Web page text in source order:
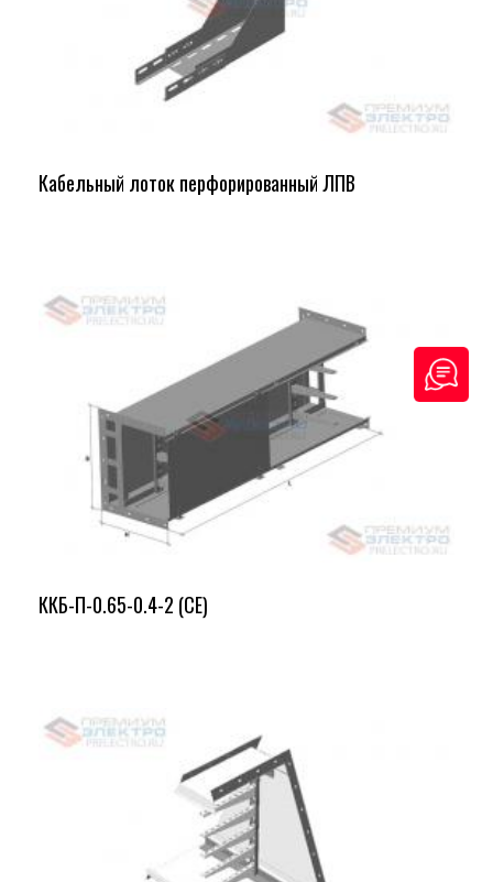
Кабельный лоток перфорированный ЛПВ
ККБ-П-0.65-0.4-2 (СЕ)